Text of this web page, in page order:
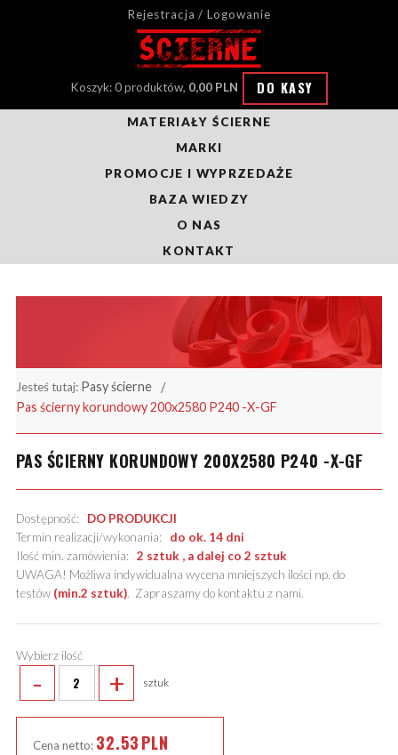
Rejestracja / Logowanie
Koszyk: 0 produktów, 0,00 PLN DO KASY
MATERIAŁY ŚCIERNE
MARKI
PROMOCJE I WYPRZEDAŻE
BAZA WIEDZY
O NAS
KONTAKT
Jesteś tutaj: Pasy ścierne
Pas ścierny korundowy 200x2580 P240 -X-GF
PAS ŚCIERNY KORUNDOWY 200X2580 P240 -X-GF
Dostępność: DO PRODUKCJI
Termin realizacji/wykonania: do ok. 14 dni
Ilość min. zamówienia: 2 sztuk , a dalej co 2 sztuk
UWAGA! Możliwa indywidualna wycena mniejszych ilości np. do
testów (min.2 sztuk). Zapraszamy do kontaktu z nami.
Wybierz ilość
- + sztuk
Cena netto: 32.53PLN